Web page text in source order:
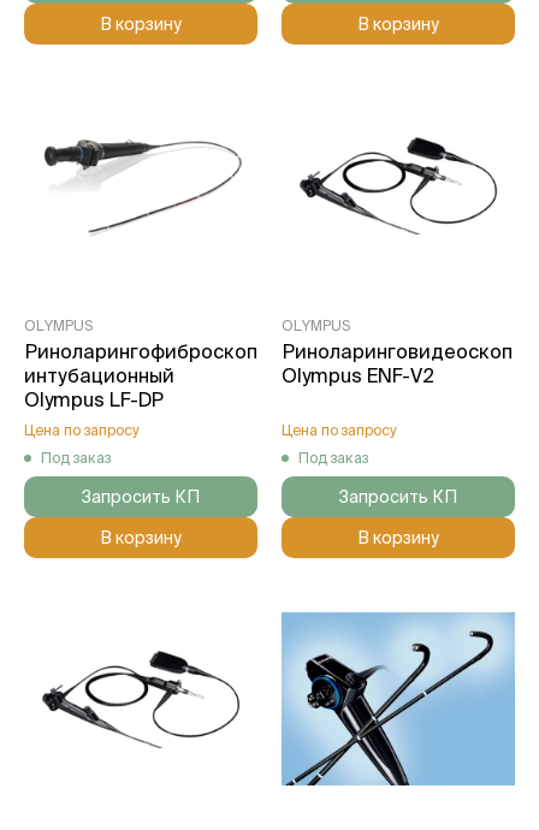
В корзину В корзину
OLYMPUS
Риноларингофиброскоп
интубационный
Olympus LF-DP
Цена по запросу
Под заказ
Запросить КП
В корзину
OLYMPUS
Риноларинговидеоскоп
Olympus ENF-V2
Цена по запросу
Под заказ
Запросить КП
В корзину